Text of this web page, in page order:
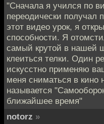
"Сначала я учился по
переодически получал
этот видео урок, я
способности. Я
самый крутой в нашей
клеиться телки. Один
искусстно применяю
меня сниматься в
называется
ближайшее время"
notorz »